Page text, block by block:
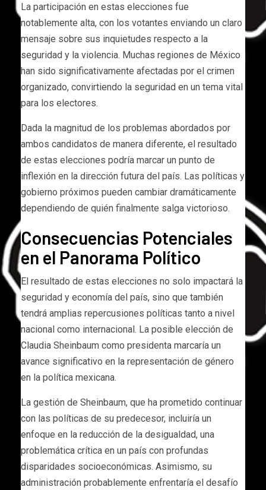
La participación en estas elecciones fue
notablemente alta, con los votantes enviando un claro
mensaje sobre sus inquietudes respecto a la
seguridad y la violencia. Muchas regiones de México
han sido significativamente afectadas por el crimen
organizado, convirtiendo la seguridad en un tema vital
para los electores.
Dada la magnitud de los problemas abordados por
ambos candidatos de manera diferente, el resultado
de estas elecciones podría marcar un punto de
inflexión en la dirección futura del país. Las políticas y
gobierno próximos pueden cambiar dramáticamente
dependiendo de quién finalmente salga victorioso.
Consecuencias Potenciales
en el Panorama Político
El resultado de estas elecciones no solo impactará la
seguridad y economía del país, sino que también
tendrá amplias repercusiones políticas tanto a nivel
nacional como internacional. La posible elección de
Claudia Sheinbaum como presidenta marcaría un
avance significativo en la representación de género
en la política mexicana.
La gestión de Sheinbaum, que ha prometido continuar
con las políticas de su predecesor, incluiría un
enfoque en la reducción de la desigualdad, una
problemática crítica en un país con profundas
disparidades socioeconómicas. Asimismo, su
administración probablemente enfrentaría el desafío